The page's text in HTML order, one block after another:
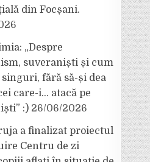
din Focșani.
„Despre
suveraniști și cum
singuri, fără să-și dea
care-i… atacă pe
:) 26/06/2026
a finalizat proiectul
Centru de zi